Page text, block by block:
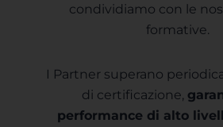
condividiamo con le
formative.
I Partner superano
di certificazione,
performance di alto